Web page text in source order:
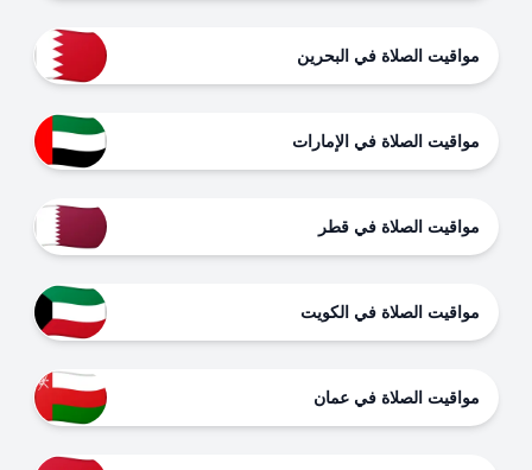
مواقيت الصلاة في البحرين
مواقيت الصلاة في الإمارات
مواقيت الصلاة في قطر
مواقيت الصلاة في الكويت
مواقيت الصلاة في عمان